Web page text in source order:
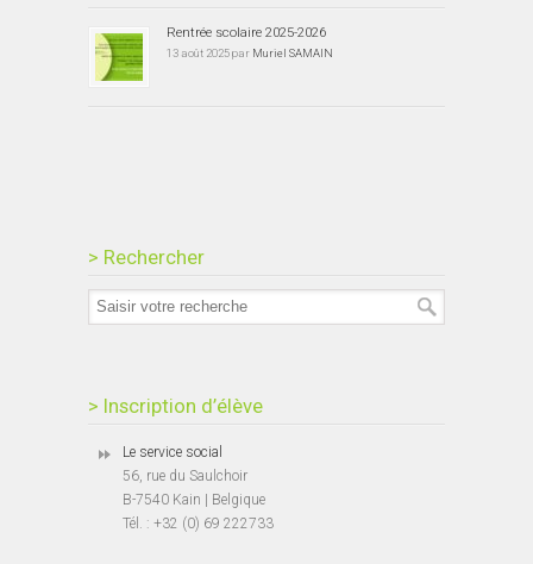
Rentrée scolaire 2025-2026
13 août 2025 par Muriel SAMAIN
> Rechercher
> Inscription d’élève
Le service social
56, rue du Saulchoir
B-7540 Kain | Belgique
Tél. : +32 (0) 69 222733